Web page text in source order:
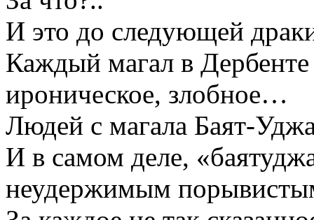
И это до следующей
Каждый магал в
ироническое, злобное…
Людей с магала Баят-
И в самом деле,
неудержимым